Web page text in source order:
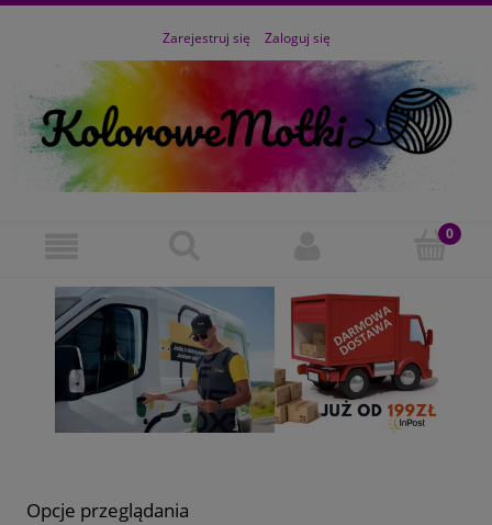
Zarejestruj się Zaloguj się
Opcje przeglądania